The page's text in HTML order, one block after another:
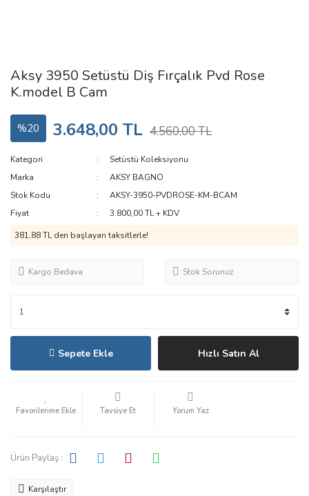
Aksy 3950 Setüstü Diş Fırçalık Pvd Rose
K.model B Cam
%20 3.648,00 TL 4.560,00 TL
Kategori
Setüstü Koleksiyonu
Marka
AKSY BAGNO
Stok Kodu
AKSY-3950-PVDROSE-KM-BCAM
Fiyat
3.800,00 TL + KDV
381,88 TL den başlayan taksitlerle!
Kargo Bedava Stok Sorunuz
Sepete Ekle Hızlı Satın Al
Tavsiye Et Yorum Yaz
Ürün Paylaş :
Karşılaştır